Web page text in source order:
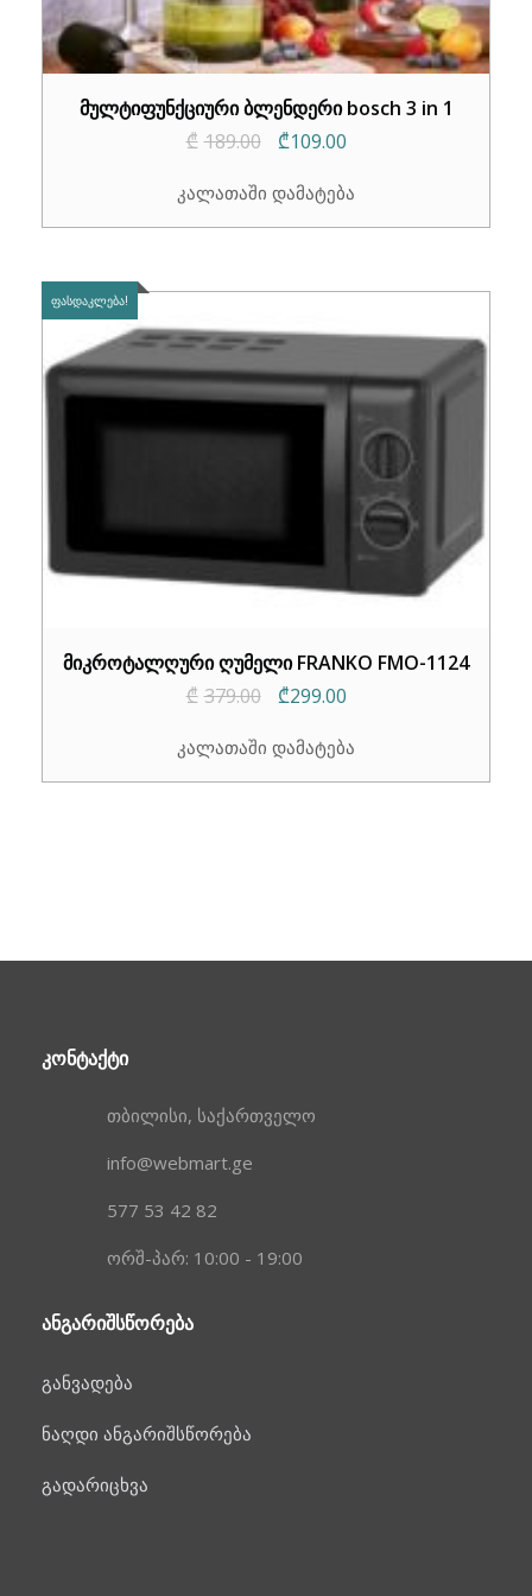
მულტიფუნქციური ბლენდერი bosch 3 in 1
₾ 189.00
Original
was:
₾109.00Current
is:
კალათაში დამატება
ᲤᲐᲡᲓᲐᲙᲚᲔᲑᲐ!
მიკროტალღური ღუმელი FRANKO FMO-1124
₾ 379.00
Original
was:
₾299.00Current
is:
კალათაში დამატება
ᲙᲝᲜᲢᲐᲥᲢᲘ
თბილისი, საქართველო
info@webmart.ge
577 53 42 82
ორშ-პარ: 10:00 - 19:00
ᲐᲜᲒᲐᲠᲘᲨᲡᲬᲝᲠᲔᲑᲐ
განვადება
ნაღდი ანგარიშსწორება
გადარიცხვა